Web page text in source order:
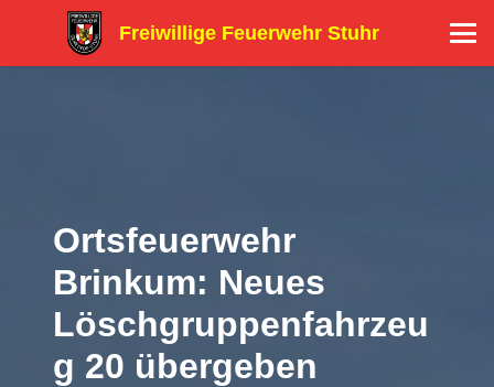
Freiwillige Feuerwehr Stuhr
Ortsfeuerwehr
Brinkum: Neues
Löschgruppenfahrzeu
g 20 übergeben